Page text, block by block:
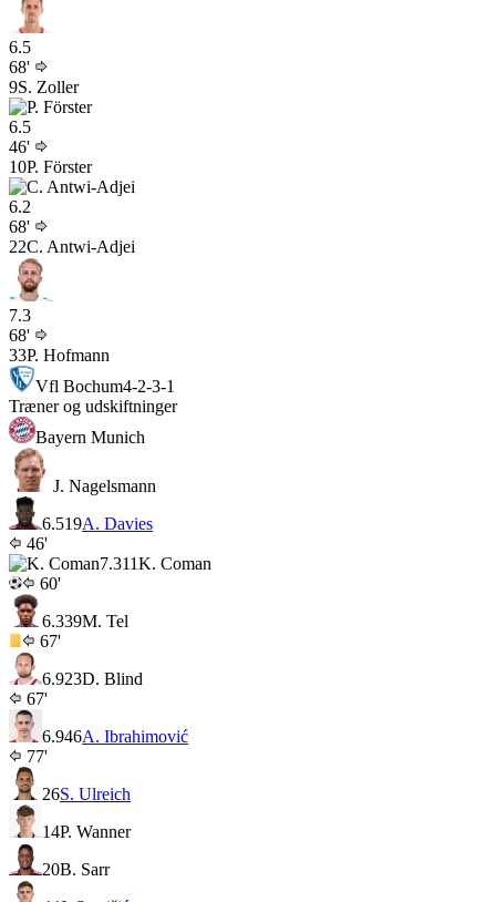
6.5
68'
9S. Zoller
6.5
46'
10P. Förster
6.2
68'
22C. Antwi-Adjei
7.3
68'
33P. Hofmann
Vfl Bochum4-2-3-1
Træner og udskiftninger
Bayern Munich
J. Nagelsmann
6.519A. Davies
46'
7.311K. Coman
60'
6.339M. Tel
67'
6.923D. Blind
67'
6.946A. Ibrahimović
77'
26S. Ulreich
14P. Wanner
20B. Sarr